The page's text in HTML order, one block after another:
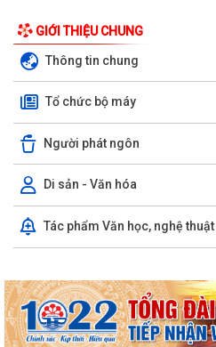
GIỚI THIỆU CHUNG
Thông tin chung
Tổ chức bộ máy
Người phát ngôn
Di sản - Văn hóa
Tác phẩm Văn học, nghệ thuật